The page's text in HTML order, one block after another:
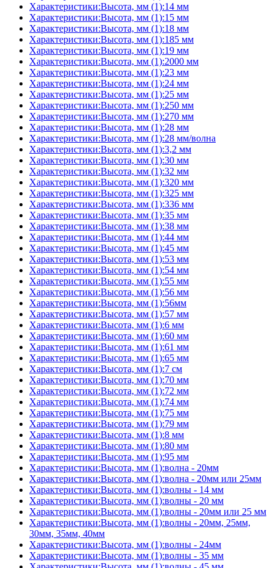
Характеристики:Высота, мм (1):14 мм
Характеристики:Высота, мм (1):15 мм
Характеристики:Высота, мм (1):18 мм
Характеристики:Высота, мм (1):185 мм
Характеристики:Высота, мм (1):19 мм
Характеристики:Высота, мм (1):2000 мм
Характеристики:Высота, мм (1):23 мм
Характеристики:Высота, мм (1):24 мм
Характеристики:Высота, мм (1):25 мм
Характеристики:Высота, мм (1):250 мм
Характеристики:Высота, мм (1):270 мм
Характеристики:Высота, мм (1):28 мм
Характеристики:Высота, мм (1):28 мм/волна
Характеристики:Высота, мм (1):3,2 мм
Характеристики:Высота, мм (1):30 мм
Характеристики:Высота, мм (1):32 мм
Характеристики:Высота, мм (1):320 мм
Характеристики:Высота, мм (1):325 мм
Характеристики:Высота, мм (1):336 мм
Характеристики:Высота, мм (1):35 мм
Характеристики:Высота, мм (1):38 мм
Характеристики:Высота, мм (1):44 мм
Характеристики:Высота, мм (1):45 мм
Характеристики:Высота, мм (1):53 мм
Характеристики:Высота, мм (1):54 мм
Характеристики:Высота, мм (1):55 мм
Характеристики:Высота, мм (1):56 мм
Характеристики:Высота, мм (1):56мм
Характеристики:Высота, мм (1):57 мм
Характеристики:Высота, мм (1):6 мм
Характеристики:Высота, мм (1):60 мм
Характеристики:Высота, мм (1):61 мм
Характеристики:Высота, мм (1):65 мм
Характеристики:Высота, мм (1):7 см
Характеристики:Высота, мм (1):70 мм
Характеристики:Высота, мм (1):72 мм
Характеристики:Высота, мм (1):74 мм
Характеристики:Высота, мм (1):75 мм
Характеристики:Высота, мм (1):79 мм
Характеристики:Высота, мм (1):8 мм
Характеристики:Высота, мм (1):80 мм
Характеристики:Высота, мм (1):95 мм
Характеристики:Высота, мм (1):волна - 20мм
Характеристики:Высота, мм (1):волна - 20мм или 25мм
Характеристики:Высота, мм (1):волны - 14 мм
Характеристики:Высота, мм (1):волны - 20 мм
Характеристики:Высота, мм (1):волны - 20мм или 25 мм
Характеристики:Высота, мм (1):волны - 20мм, 25мм,
30мм, 35мм, 40мм
Характеристики:Высота, мм (1):волны - 24мм
Характеристики:Высота, мм (1):волны - 35 мм